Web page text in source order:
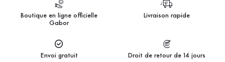
Boutique en ligne officielle
Gabor
Livraison rapide
Envoi gratuit Droit de retour de 14 jours